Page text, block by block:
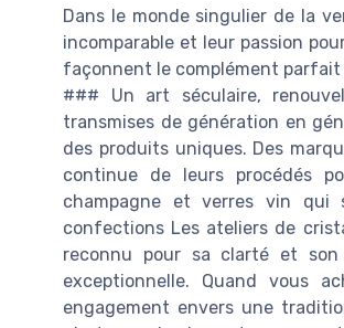
Dans le monde singulier de la
incomparable et leur passion
façonnent le complément parfait
### Un art séculaire,
transmises de génération en
des produits uniques. Des
continue de leurs procédés
champagne et verres vin
confections Les ateliers de
reconnu pour sa clarté et
exceptionnelle. Quand vous
engagement envers une